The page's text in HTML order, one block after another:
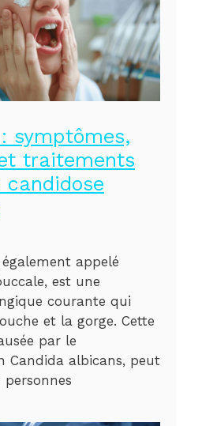
symptômes,
traitements
candidose
appelé
est une
courante qui
et la gorge. Cette
par le
Candida albicans, peut